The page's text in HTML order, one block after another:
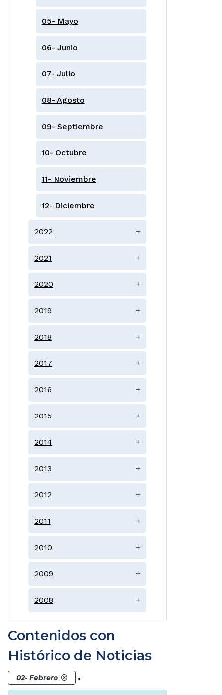
05- Mayo
06- Junio
07- Julio
08- Agosto
09- Septiembre
10- Octubre
11- Noviembre
12- Diciembre
2022 +
2021 +
2020 +
2019 +
2018 +
2017 +
2016 +
2015 +
2014 +
2013 +
2012 +
2011 +
2010 +
2009 +
2008 +
Contenidos con
Histórico de Noticias
02- Febrero .